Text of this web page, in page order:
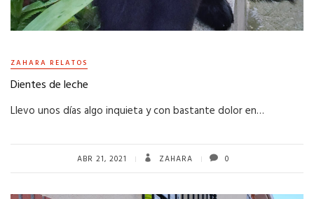
ZAHARA RELATOS
Dientes de leche
Llevo unos días algo inquieta y con bastante dolor en…
ABR 21, 2021 ZAHARA 0